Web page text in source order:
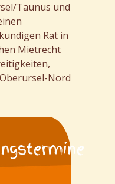
Taunus und
Rat in
Mietrecht
Nord